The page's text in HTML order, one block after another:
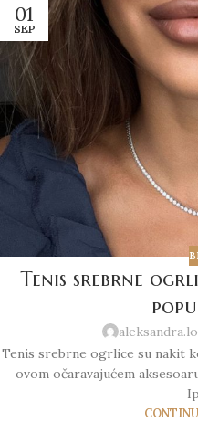
01
SEP
Tenis srebrne
Tenis srebrne ogrlice su nakit
ovom očaravajućem